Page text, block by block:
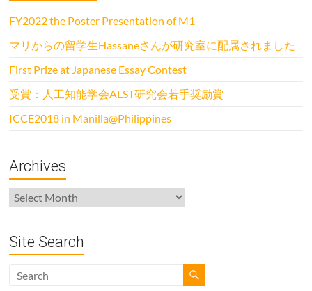
FY2022 the Poster Presentation of M1
マリからの留学生Hassaneさんが研究室に配属されました
First Prize at Japanese Essay Contest
受賞：人工知能学会ALST研究会若手奨励賞
ICCE2018 in Manilla@Philippines
Archives
Archives
Site Search